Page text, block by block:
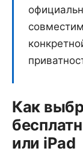
Как
или iPad